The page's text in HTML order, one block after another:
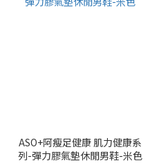
ASO+阿瘦足健康 肌力健康系
列-彈力膠氣墊休閒男鞋-米色